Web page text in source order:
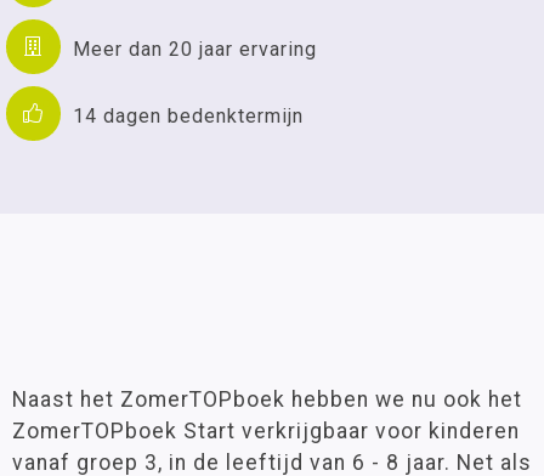
Meer dan 20 jaar ervaring
14 dagen bedenktermijn
Naast het ZomerTOPboek hebben we nu ook het
ZomerTOPboek Start verkrijgbaar voor kinderen
vanaf groep 3, in de leeftijd van 6 - 8 jaar. Net als